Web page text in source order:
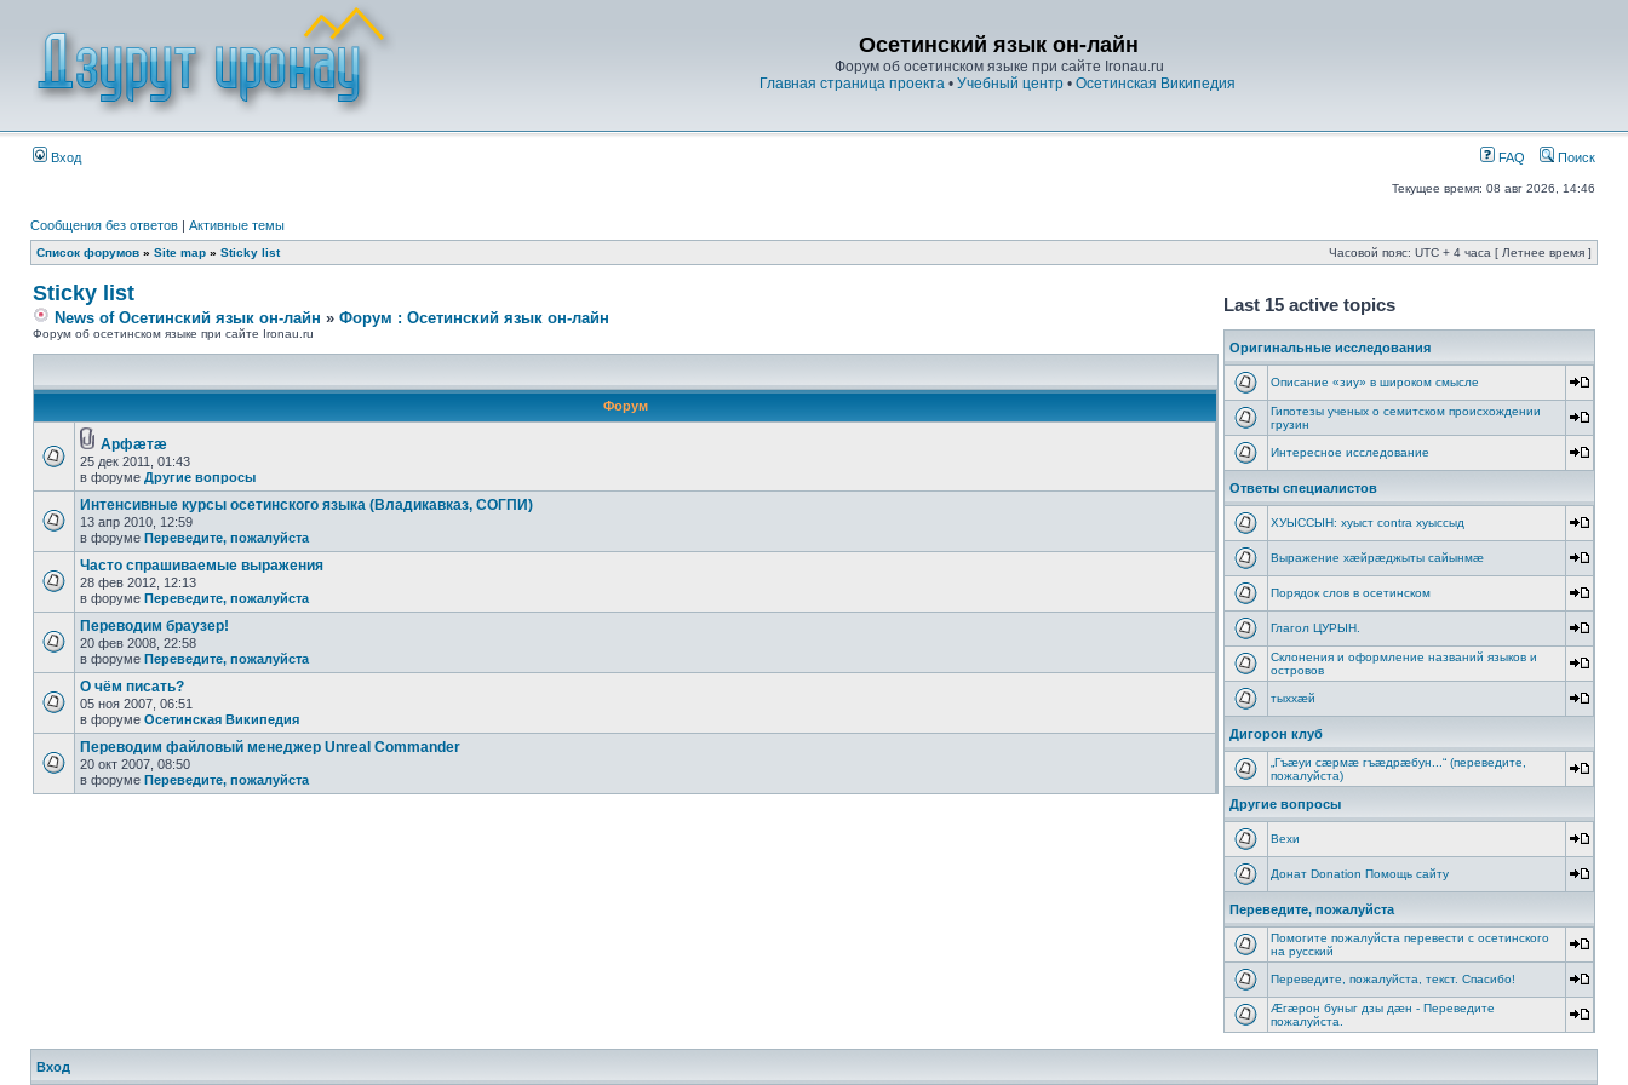
Осетинский язык он-лайн
Форум об осетинском языке при сайте Ironau.ru
Главная страница проекта • Учебный центр • Осетинская Википедия
Вход FAQ Поиск
Текущее время: 08 авг 2026, 14:46
Сообщения без ответов | Активные темы
Список форумов » Site map » Sticky list Часовой пояс: UTC + 4 часа [ Летнее время ]
Sticky list
News of Осетинский язык он-лайн » Форум : Осетинский язык он-лайн
Форум об осетинском языке при сайте Ironau.ru
Форум
Арфæтæ
25 дек 2011, 01:43
в форуме Другие вопросы
Интенсивные курсы осетинского языка (Владикавказ, СОГПИ)
13 апр 2010, 12:59
в форуме Переведите, пожалуйста
Часто спрашиваемые выражения
28 фев 2012, 12:13
в форуме Переведите, пожалуйста
Переводим браузер!
20 фев 2008, 22:58
в форуме Переведите, пожалуйста
О чём писать?
05 ноя 2007, 06:51
в форуме Осетинская Википедия
Переводим файловый менеджер Unreal Commander
20 окт 2007, 08:50
в форуме Переведите, пожалуйста
Last 15 active topics
Оригинальные исследования
Описание «зиу» в широком смысле
Гипотезы ученых о семитском происхождении
грузин
Интересное исследование
Ответы специалистов
ХУЫССЫН: хуыст contra хуыссыд
Выражение хæйрæджыты сайынмæ
Порядок слов в осетинском
Глагол ЦУРЫН.
Склонения и оформление названий языков и
островов
тыххӕй
Дигорон клуб
„Гъæуи сæрмæ гъæдрæбун...“ (переведите,
пожалуйста)
Другие вопросы
Вехи
Донат Donation Помощь сайту
Переведите, пожалуйста
Помогите пожалуйста перевести с осетинского
на русский
Переведите, пожалуйста, текст. Спасибо!
Æгæрон буныг дзы дæн - Переведите
пожалуйста.
Вход